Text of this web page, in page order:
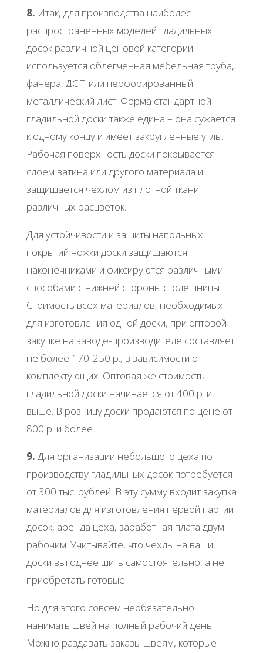
8. Итак, для производства наиболее
распространенных моделей гладильных
досок различной ценовой категории
используется облегченная мебельная труба,
фанера, ДСП или перфорированный
металлический лист. Форма стандартной
гладильной доски также едина – она сужается
к одному концу и имеет закругленные углы.
Рабочая поверхность доски покрывается
слоем ватина или другого материала и
защищается чехлом из плотной ткани
различных расцветок.
Для устойчивости и защиты напольных
покрытий ножки доски защищаются
наконечниками и фиксируются различными
способами с нижней стороны столешницы.
Стоимость всех материалов, необходимых
для изготовления одной доски, при оптовой
закупке на заводе-производителе составляет
не более 170-250 р., в зависимости от
комплектующих. Оптовая же стоимость
гладильной доски начинается от 400 р. и
выше. В розницу доски продаются по цене от
800 р. и более.
9. Для организации небольшого цеха по
производству гладильных досок потребуется
от 300 тыс. рублей. В эту сумму входит закупка
материалов для изготовления первой партии
досок, аренда цеха, заработная плата двум
рабочим. Учитывайте, что чехлы на ваши
доски выгоднее шить самостоятельно, а не
приобретать готовые.
Но для этого совсем необязательно
нанимать швей на полный рабочий день.
Можно раздавать заказы швеям, которые